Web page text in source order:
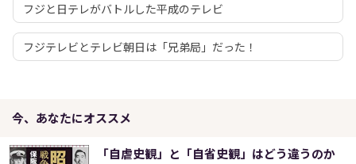
フジと日テレがバトルした平成のテレビ
フジテレビとテレビ朝日は「兄弟局」だった！
今、あなたにオススメ
「自虐史観」と「自省史観」はどう違うのか